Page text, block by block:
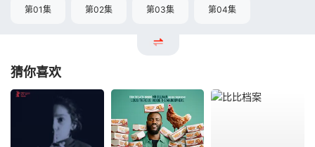
第01集 第02集 第03集 第04集
猜你喜欢